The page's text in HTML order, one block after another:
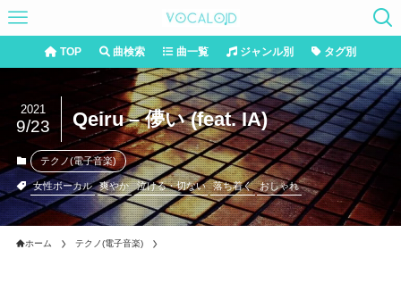
TOP 曲検索 曲一覧 ジャンル別 タグ別
Qeiru – 儚い (feat. IA)
2021
9/23
テクノ(電子音楽)
女性ボーカル 爽やか 泣ける・切ない 落ち着く おしゃれ
ホーム テクノ(電子音楽)